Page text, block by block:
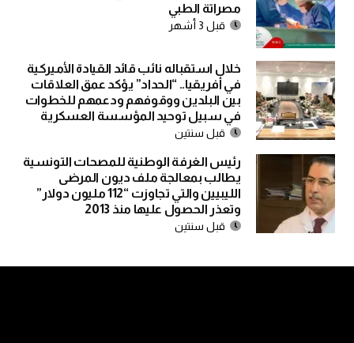
مصراتة الطبي
قبل 3 أشهر
خلال استقباله نائب قائد القيادة الأميركية
في أفريقيا.. “الحداد” يؤكد عمق العلاقات
بين البلدين ووقوفهم ودعمهم للخطوات
في سبيل توحيد المؤسسة العسكرية
قبل سنتين
رئيس الغرفة الوطنية للمصحات التونسية
يطالب بمعالجة ملف ديون المرضى
الليبيين والتي تجاوزت “112 مليون دولار”
وتعذر الحصول عليها منذ 2013
قبل سنتين